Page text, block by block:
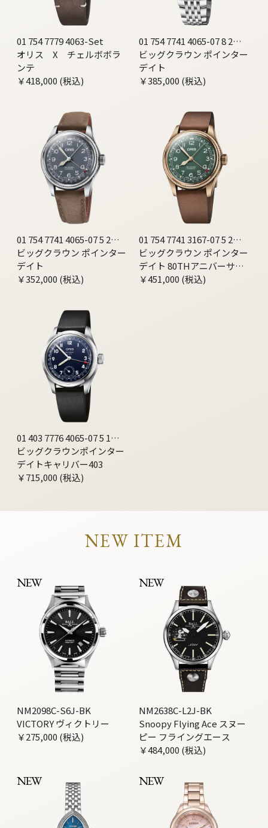
01 754 7779 4063-Set
オリス X チェルボボラ
ンテ
￥418,000 (税込)
01 754 7741 4065-07 8 20
22
ビッグクラウン ポインター
デイト
￥385,000 (税込)
01 754 7741 4065-07 5 20
63
ビッグクラウン ポインター
デイト
￥352,000 (税込)
01 754 7741 3167-07 5 20
58BR
ビッグクラウン ポインター
デイト 80THアニバーサリ
ーエディション
￥451,000 (税込)
01 403 7776 4065-07 5 19
11
ビッグクラウンポインター
デイトキャリバー403
￥715,000 (税込)
NEW ITEM
NEW
NM2098C-S6J-BK
VICTORY ヴィクトリー
￥275,000 (税込)
NEW
NM2638C-L2J-BK
Snoopy Flying Ace スヌー
ピー フライングエース
￥484,000 (税込)
NEW NEW